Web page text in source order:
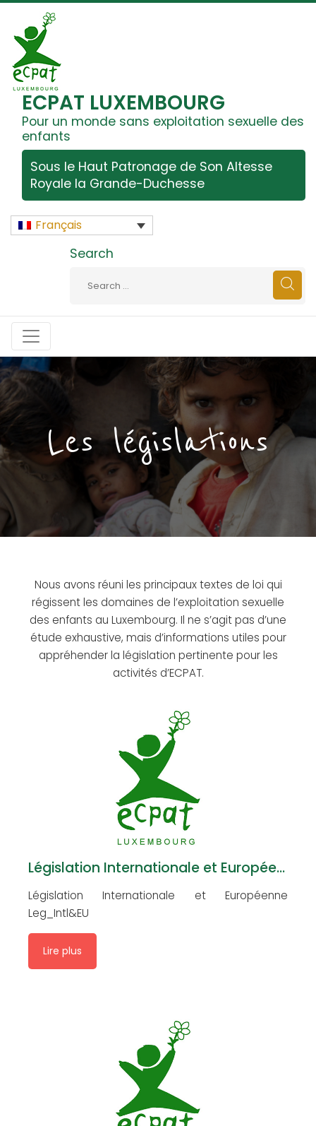
ECPAT LUXEMBOURG
Pour un monde sans exploitation sexuelle des
enfants
Sous le Haut Patronage de Son Altesse
Royale la Grande-Duchesse
Français
Search
Les législations
Nous avons réuni les principaux textes de loi qui
régissent les domaines de l’exploitation sexuelle
des enfants au Luxembourg. Il ne s’agit pas d’une
étude exhaustive, mais d’informations utiles pour
appréhender la législation pertinente pour les
activités d’ECPAT.
Législation Internationale et Européenne
Législation Internationale et Européenne
Leg_Intl&EU
Lire plus